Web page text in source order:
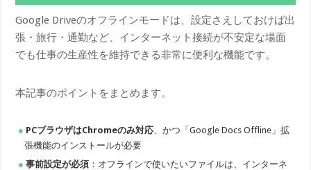
Google Driveのオフラインモードは、設定さえしておけば出
張・旅行・通勤など、インターネット接続が不安定な場面
でも仕事の生産性を維持できる非常に便利な機能です。
本記事のポイントをまとめます。
PCブラウザはChromeのみ対応 、かつ「Google Docs Offline」拡
張機能のインストールが必要
事前設定が必須 ：オフラインで使いたいファイルは、インターネ